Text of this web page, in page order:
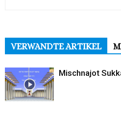
VERWANDTE ARTIKEL
Mischnajot